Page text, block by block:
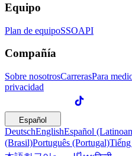
Equipo
Plan de equipoSSOAPI
Compañía
Sobre nosotrosCarrerasPara
privacidad
Español
DeutschEnglishEspañol
(Brasil)Português (Portugal)